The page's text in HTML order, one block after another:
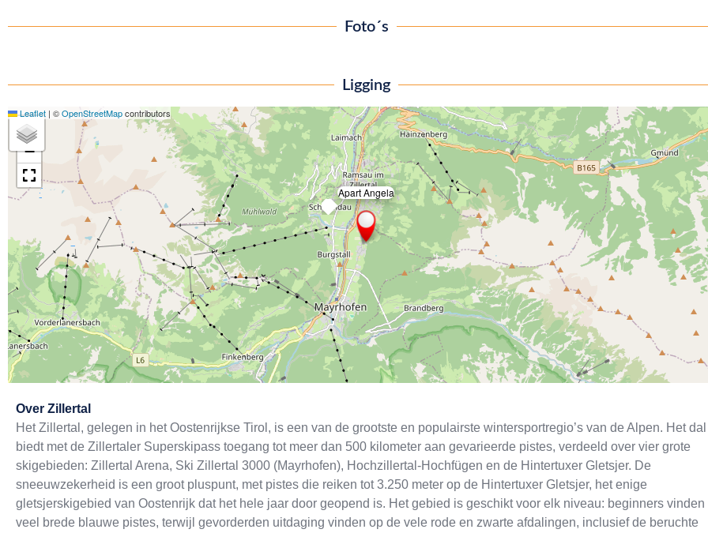
Foto´s
Ligging
Apart Angela
×
+
−
Leaflet | ©OpenStreetMapcontributors
Over Zillertal
Het Zillertal, gelegen in het Oostenrijkse Tirol, is een van de grootste en populairste wintersportregio’s van de Alpen. Het dal
biedt met de Zillertaler Superskipass toegang tot meer dan 500 kilometer aan gevarieerde pistes, verdeeld over vier grote
skigebieden: Zillertal Arena, Ski Zillertal 3000 (Mayrhofen), Hochzillertal-Hochfügen en de Hintertuxer Gletsjer. De
sneeuwzekerheid is een groot pluspunt, met pistes die reiken tot 3.250 meter op de Hintertuxer Gletsjer, het enige
gletsjerskigebied van Oostenrijk dat het hele jaar door geopend is. Het gebied is geschikt voor elk niveau: beginners vinden
veel brede blauwe pistes, terwijl gevorderden uitdaging vinden op de vele rode en zwarte afdalingen, inclusief de beruchte